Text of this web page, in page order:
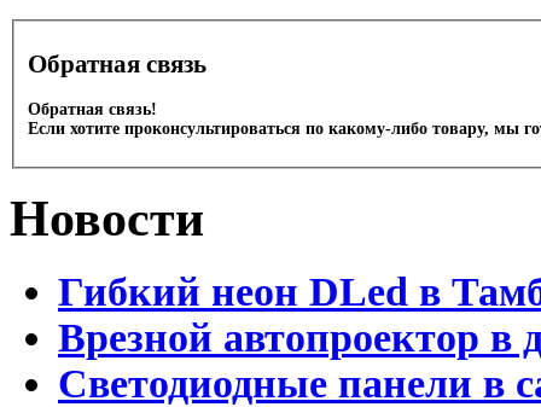
Обратная связь
Обратная связь!
Если хотите проконсультироваться по какому-либо товару, мы
Новости
Гибкий неон DLed в
Врезной автопроектор в
Светодиодные панели в